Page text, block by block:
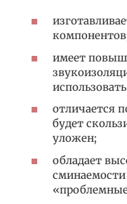
имеет
отличается
будет
уложен;
обладает